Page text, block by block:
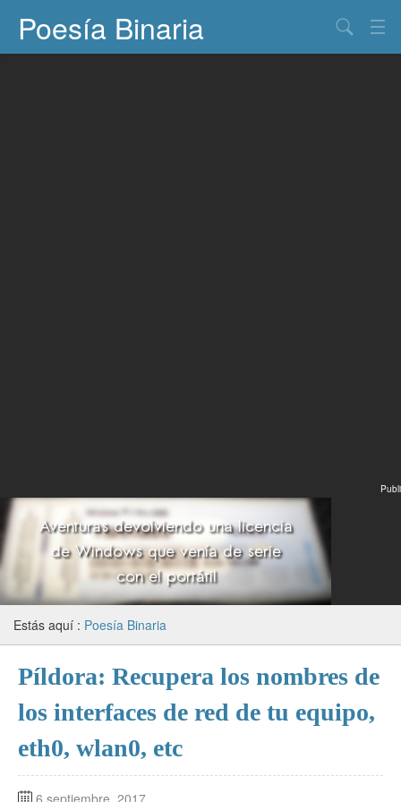
Poesía Binaria
Publi
Estás aquí : Poesía Binaria
Píldora: Recupera los nombres de
los interfaces de red de tu equipo,
eth0, wlan0, etc